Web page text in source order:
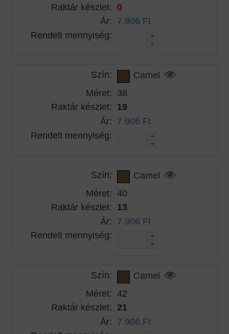
Raktár készlet: 0
Ár: 7.906 Ft
Rendelt mennyiség:
Szín:
Camel
Méret: 38
Raktár készlet: 19
Ár: 7.906 Ft
Rendelt mennyiség:
Szín:
Camel
Méret: 40
Raktár készlet: 13
Ár: 7.906 Ft
Rendelt mennyiség:
Szín:
Camel
Méret: 42
Raktár készlet: 21
Ár: 7.906 Ft